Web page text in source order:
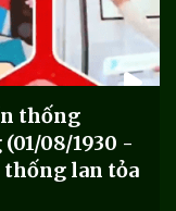
thống
08/1930 -
thống lan tỏa